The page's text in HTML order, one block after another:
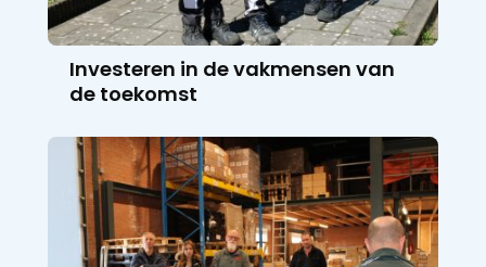
Investeren in de vakmensen van
de toekomst